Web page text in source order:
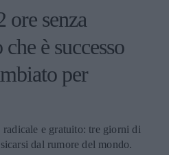
ore senza
è successo
per
radicale e gratuito: tre giorni di
dal rumore del mondo.